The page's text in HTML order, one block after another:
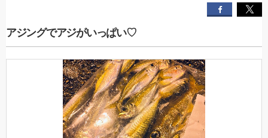
アジングでアジがいっぱい♡